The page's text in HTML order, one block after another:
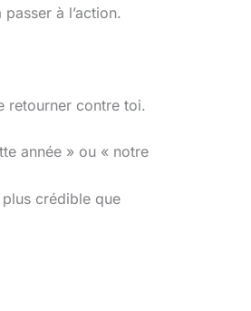
à l’action.
retourner contre toi.
année » ou « notre
crédible que